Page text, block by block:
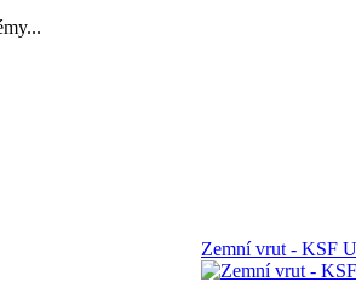
Zemní vrut - KSF